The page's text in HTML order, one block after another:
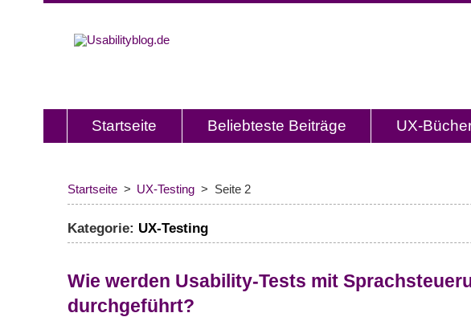
Usabilityblog ist ein Wissensportal mit Studien,
Startseite Beliebteste Beiträge UX-
Startseite UX-Testing Seite 2
Kategorie: UX-Testing
Wie werden Usability-Tests mit
durchgeführt?